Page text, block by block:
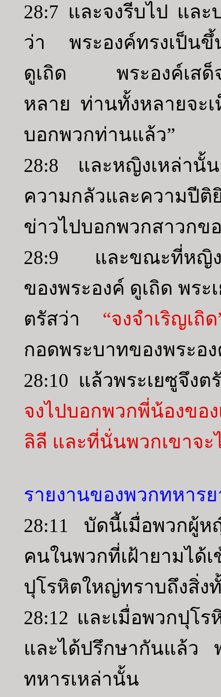
28:7 และจงรีบไป และ
ว่า พระองค์ทรงเป็น
ดูเถิด พระองค์เสด็จ
หลาย ท่านทั้งหลายจะ
บอกพวกท่านแล้ว”
28:8 และหญิงเหล่านั้
ความกลัวและความปีติ
ข่าวไปบอกพวกสาวกข
28:9 และขณะที่หญิงเ
ของพระองค์ ดูเถิด พระ
ตรัสว่า “จงจำเริญเถิด
กอดพระบาทของพระอ
28:10 แล้วพระเยซูจึง
จงไปบอกพวกพี่น้องขอ
ลิลี และที่นั่นพวกเขาจะ
รายงานของพวกทหาร
28:11 บัดนี้เมื่อพวกผู้
คนในพวกที่เฝ้ายามได้
ปุโรหิตใหญ่ทราบถึงสิ่ง
28:12 และเมื่อพวกปุโ
และได้ปรึกษากันแล้ว
ทหารเหล่านั้น